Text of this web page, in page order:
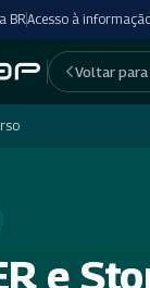
BRAcesso à
Voltar
e